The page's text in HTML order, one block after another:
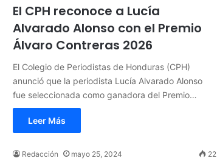
El CPH reconoce a Lucía
Alvarado Alonso con el Premio
Álvaro Contreras 2026
El Colegio de Periodistas de Honduras (CPH)
anunció que la periodista Lucía Alvarado Alonso
fue seleccionada como ganadora del Premio…
Leer Más
Redacción mayo 25, 2024 22